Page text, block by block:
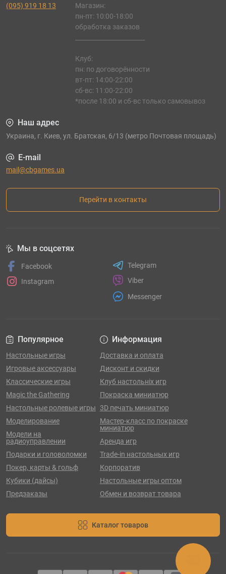
(095) 919 18 13
Магазин:
пн-пт: 10:00-18:00
обработка заказов
Клуб:
пн: по договорённости
вт-пт: 14:00-22:00
сб-вс: 11:00-22:00
*после 18:00 и сб-вс только самовывоз
Наш адрес
Украина, г. Киев, ул. Братская, 6/13 (метро Почтовая площадь)
E-mail
mail@cbgames.ua
Перейти в контакты
Популярное
Настольные игры
Игровые аксессуары
Классические игры
Magic the Gathering
Настольные ролевые игры
Моделирование
Модели на
радиоуправлении
Подарки и головоломки
Покер, карты & гольф
Кубики (дайсы)
Предзаказы
Информация
Доставка и оплата
Дисконт и скидки
Клуб настольніх игр
Покраска миниатюр
3D печать миниатюр
Мастер-класс по покраске
миниатюр
Аренда игр
Trade-in настольных игр
Корпоратив
Настольные игры оптом
Обмен и возврат товара
Каталог товаров
Мы в соцсетях
Facebook
Instagram
Telegram
Viber
Messenger